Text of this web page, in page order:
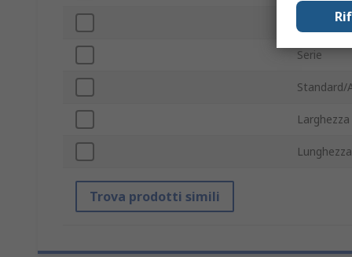
Altezza
Serie
Standard/
Larghezza
Lunghezza
Trova prodotti simili